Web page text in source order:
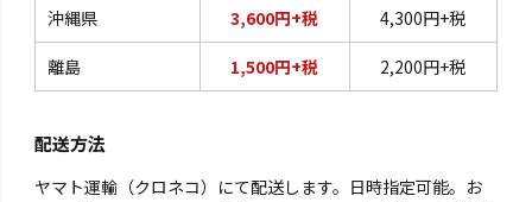
沖縄県 3,600円+税 4,300円+税
離島 1,500円+税 2,200円+税
配送方法
ヤマト運輸（クロネコ）にて配送します。日時指定可能。お